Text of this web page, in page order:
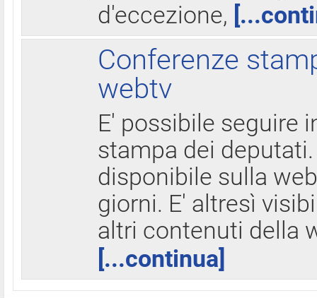
d'eccezione,
Conferenze
webtv
E' possibile seguire
stampa dei
disponibile sulla
giorni. E' altresì
altri contenuti della
[...continua]